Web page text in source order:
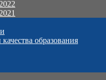
образования